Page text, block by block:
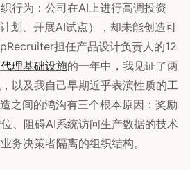
行为：公司在AI上进行高调投资
划、开展AI试点），却未能创造可
担任产品设计负责人的12
理基础设施的一年中，我见证了两
以及我自己早期近乎表演性质的工
之间的鸿沟有三个根本原因：奖励
、阻碍AI系统访问生产数据的技术
务决策者隔离的组织结构。